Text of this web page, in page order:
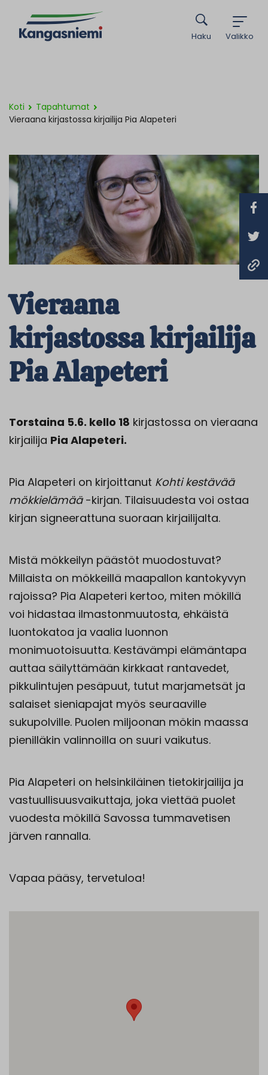
Valikko
Haku
Koti
Tapahtumat
Vieraana kirjastossa kirjailija Pia Alapeteri
Vieraana
kirjastossa kirjailija
Pia Alapeteri
Torstaina 5.6. kello 18 kirjastossa on vieraana
kirjailija Pia Alapeteri.
Pia Alapeteri on kirjoittanut Kohti kestävää
mökkielämää -kirjan. Tilaisuudesta voi ostaa
kirjan signeerattuna suoraan kirjailijalta.
Mistä mökkeilyn päästöt muodostuvat?
Millaista on mökkeillä maapallon kantokyvyn
rajoissa? Pia Alapeteri kertoo, miten mökillä
voi hidastaa ilmastonmuutosta, ehkäistä
luontokatoa ja vaalia luonnon
monimuotoisuutta. Kestävämpi elämäntapa
auttaa säilyttämään kirkkaat rantavedet,
pikkulintujen pesäpuut, tutut marjametsät ja
salaiset sieniapajat myös seuraaville
sukupolville. Puolen miljoonan mökin maassa
pienilläkin valinnoilla on suuri vaikutus.
Pia Alapeteri on helsinkiläinen tietokirjailija ja
vastuullisuusvaikuttaja, joka viettää puolet
vuodesta mökillä Savossa tummavetisen
järven rannalla.
Vapaa pääsy, tervetuloa!